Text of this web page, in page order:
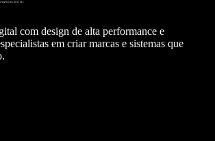
com design de alta performance e
em criar marcas e sistemas que